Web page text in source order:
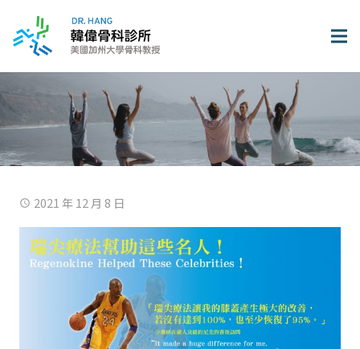
access_time 2021 年 12 月 8 日